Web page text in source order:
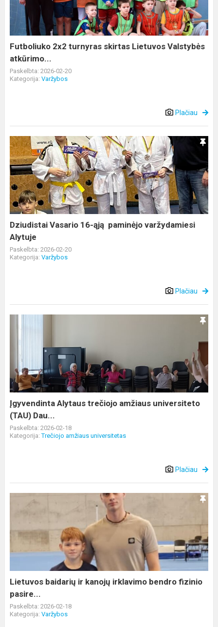
Lietuvos
Valstybės
atkūrimo...
Futboliuko 2x2 turnyras skirtas Lietuvos Valstybės
atkūrimo...
Paskelbta: 2026-02-20
Kategorija: Varžybos
Plačiau
Dziudistai
Vasario
16-
ąją
paminėjo
varžydamiesi
Alytuje
Dziudistai Vasario 16-ąją paminėjo varžydamiesi
Alytuje
Paskelbta: 2026-02-20
Kategorija: Varžybos
Plačiau
Alytaus
amžiaus
universiteto
(TAU)
Dau...
Įgyvendinta Alytaus trečiojo amžiaus universiteto
(TAU) Dau...
Paskelbta: 2026-02-18
Kategorija:Trečiojo amžiaus universitetas
Plačiau
Lietuvos
baidarių
kanojų
irklavimo
bendro
pasire...
Lietuvos baidarių ir kanojų irklavimo bendro fizinio
pasire...
Paskelbta: 2026-02-18
Kategorija: Varžybos